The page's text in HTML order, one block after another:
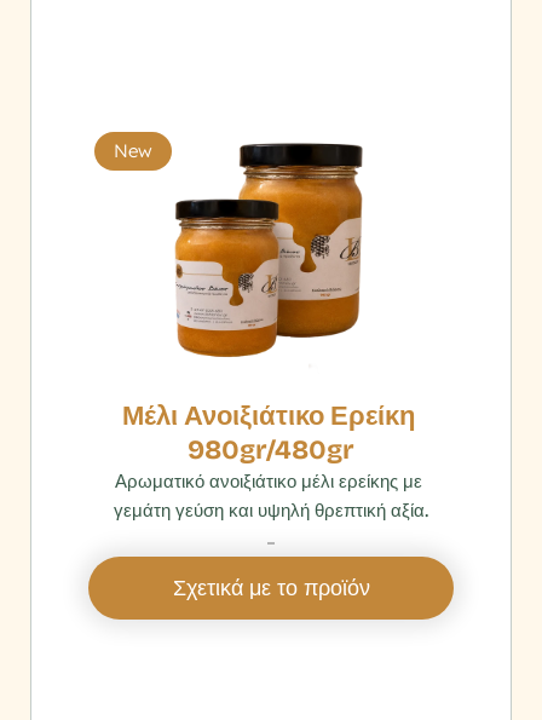
New
Μέλι Ανοιξιάτικο Ερείκη
980gr/480gr
Αρωματικό ανοιξιάτικο μέλι ερείκης με
γεμάτη γεύση και υψηλή θρεπτική αξία.
‎
Σχετικά με το προϊόν